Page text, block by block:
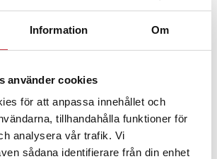
Information Om
använder cookies
för att anpassa innehållet och
tillhandahålla funktioner för
analysera vår trafik. Vi
sådana identifierare från din enhet
Mårtensson:
Snart 20 år i tjänst
ska han lära sig grunderna
2026
erkänner fel: ”Kommer
rättas till”